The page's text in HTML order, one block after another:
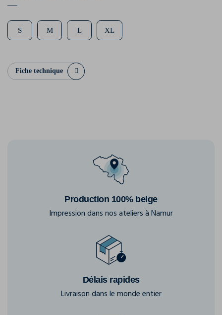
S M L XL
Fiche technique
Production 100% belge
Impression dans nos ateliers à Namur
Délais rapides
Livraison dans le monde entier